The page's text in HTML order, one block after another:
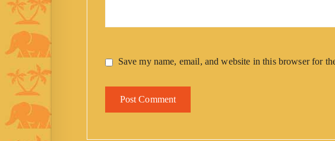
Save my name, email, and website in this browser for